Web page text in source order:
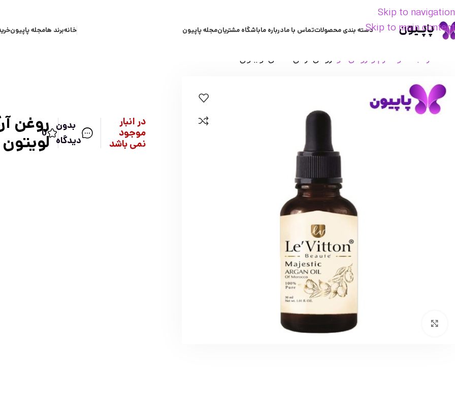
Skip to navigation
Skip to main contentدسته بندی محصولاتتماس با مادرباره ماباشگاه مشتریانمجله پاپیون خانهبرند هامجله پاپیون
مراقبت مو سرم و روغن مو روغن آرگان خالص لویتون
در انبار
موجود
نمی باشد
بدون
دیدگاه
0
روغن
لویتون